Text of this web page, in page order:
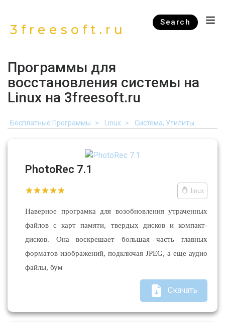
3freesoft.ru Search
Программы для
восстановления системы на
Linux на 3freesoft.ru
Бесплатные Программы Linux Система, Утилиты
PhotoRec 7.1
linux
Наверное програмка для возобновления утраченных
файлов с карт памяти, твердых дисков и компакт-
дисков. Она воскрешает большая часть главных
форматов изображений, подключая JPEG, а еще аудио
файлы, бум
Скачать